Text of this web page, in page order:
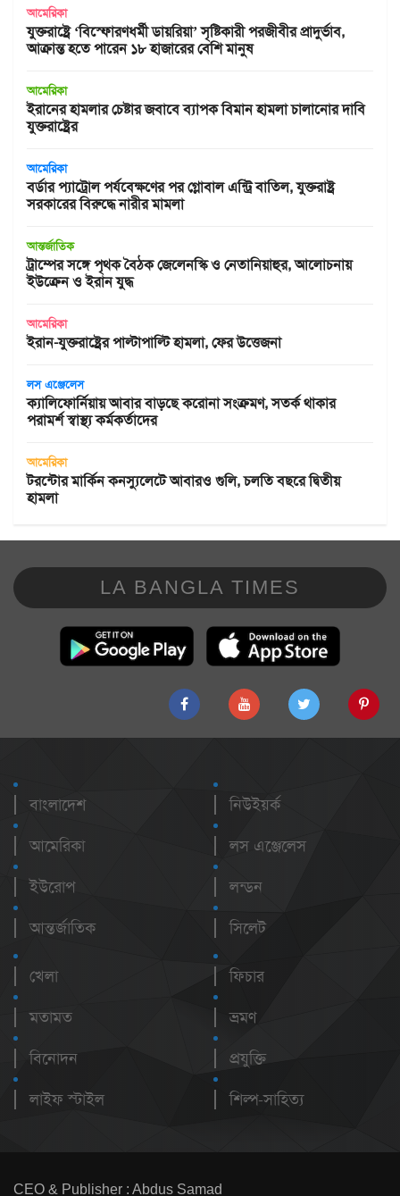
আমেরিকা
যুক্তরাষ্ট্রে ‘বিস্ফোরণধর্মী ডায়রিয়া’ সৃষ্টিকারী পরজীবীর প্রাদুর্ভাব,
আক্রান্ত হতে পারেন ১৮ হাজারের বেশি মানুষ
আমেরিকা
ইরানের হামলার চেষ্টার জবাবে ব্যাপক বিমান হামলা চালানোর দাবি
যুক্তরাষ্ট্রের
আমেরিকা
বর্ডার প্যাট্রোল পর্যবেক্ষণের পর গ্লোবাল এন্ট্রি বাতিল, যুক্তরাষ্ট্র
সরকারের বিরুদ্ধে নারীর মামলা
আন্তর্জাতিক
ট্রাম্পের সঙ্গে পৃথক বৈঠক জেলেনস্কি ও নেতানিয়াহুর, আলোচনায়
ইউক্রেন ও ইরান যুদ্ধ
আমেরিকা
ইরান-যুক্তরাষ্ট্রের পাল্টাপাল্টি হামলা, ফের উত্তেজনা
লস এঞ্জেলেস
ক্যালিফোর্নিয়ায় আবার বাড়ছে করোনা সংক্রমণ, সতর্ক থাকার
পরামর্শ স্বাস্থ্য কর্মকর্তাদের
আমেরিকা
টরন্টোর মার্কিন কনস্যুলেটে আবারও গুলি, চলতি বছরে দ্বিতীয়
হামলা
LA BANGLA TIMES
বাংলাদেশ
আমেরিকা
ইউরোপ
আন্তর্জাতিক
নিউইয়র্ক
লস এঞ্জেলেস
লন্ডন
সিলেট
খেলা
মতামত
বিনোদন
লাইফ স্টাইল
ফিচার
ভ্রমণ
প্রযুক্তি
শিল্প-সাহিত্য
CEO & Publisher : Abdus Samad